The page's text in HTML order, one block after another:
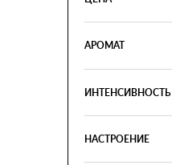
АРОМАТ
ИНТЕНСИВНОСТЬ
НАСТРОЕНИЕ